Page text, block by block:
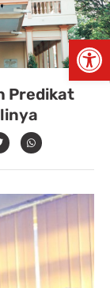
Predikat